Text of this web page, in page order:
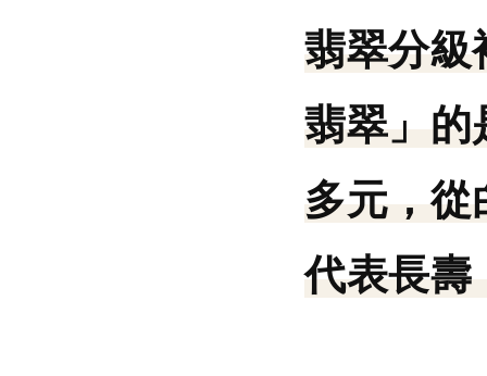
翡翠分級
翡翠」的
多元，從
代表長壽